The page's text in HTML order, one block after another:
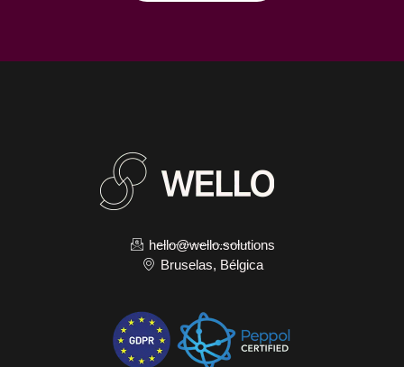
hello@wello.solutions
Bruselas, Bélgica